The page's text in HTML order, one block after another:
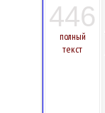
446
полный
текст